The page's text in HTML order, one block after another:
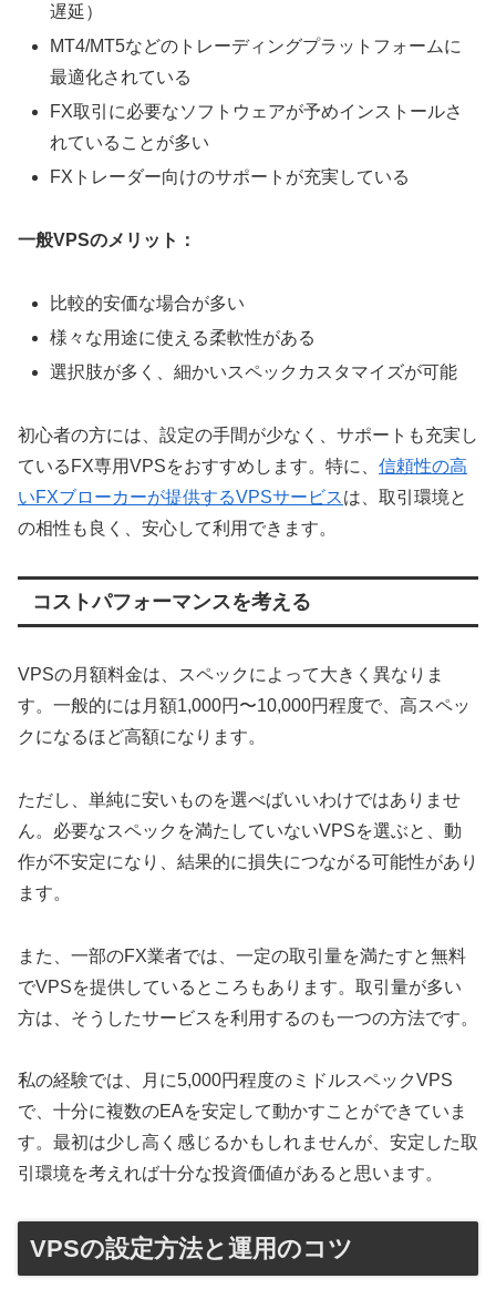
遅延）
MT4/MT5などのトレーディングプラットフォームに
最適化されている
FX取引に必要なソフトウェアが予めインストールさ
れていることが多い
FXトレーダー向けのサポートが充実している
一般VPSのメリット：
比較的安価な場合が多い
様々な用途に使える柔軟性がある
選択肢が多く、細かいスペックカスタマイズが可能
初心者の方には、設定の手間が少なく、サポートも充実し
ているFX専用VPSをおすすめします。特に、 信頼性の高
いFXブローカーが提供するVPSサービスは、取引環境と
の相性も良く、安心して利用できます。
コストパフォーマンスを考える
VPSの月額料金は、スペックによって大きく異なりま
す。一般的には月額1,000円〜10,000円程度で、高スペッ
クになるほど高額になります。
ただし、単純に安いものを選べばいいわけではありませ
ん。必要なスペックを満たしていないVPSを選ぶと、動
作が不安定になり、結果的に損失につながる可能性があり
ます。
また、一部のFX業者では、一定の取引量を満たすと無料
でVPSを提供しているところもあります。取引量が多い
方は、そうしたサービスを利用するのも一つの方法です。
私の経験では、月に5,000円程度のミドルスペックVPS
で、十分に複数のEAを安定して動かすことができていま
す。最初は少し高く感じるかもしれませんが、安定した取
引環境を考えれば十分な投資価値があると思います。
VPSの設定方法と運用のコツ